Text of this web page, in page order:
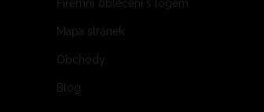
Firemní oblečení s logem
Mapa stránek
Obchody
Blog